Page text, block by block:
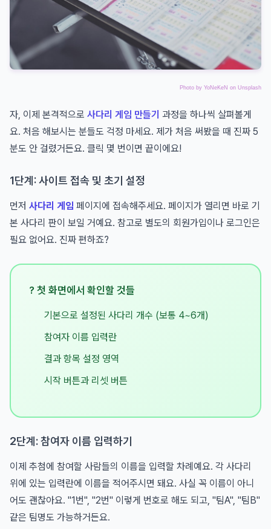
Photo by YoNeKeN on Unsplash
자, 이제 본격적으로 사다리 게임 만들기 과정을 하나씩 살펴볼게
요. 처음 해보시는 분들도 걱정 마세요. 제가 처음 써봤을 때 진짜 5
분도 안 걸렸거든요. 클릭 몇 번이면 끝이에요!
1단계: 사이트 접속 및 초기 설정
먼저 사다리 게임 페이지에 접속해주세요. 페이지가 열리면 바로 기
본 사다리 판이 보일 거예요. 참고로 별도의 회원가입이나 로그인은
필요 없어요. 진짜 편하죠?
? 첫 화면에서 확인할 것들
기본으로 설정된 사다리 개수 (보통 4~6개)
참여자 이름 입력란
결과 항목 설정 영역
시작 버튼과 리셋 버튼
2단계: 참여자 이름 입력하기
이제 추첨에 참여할 사람들의 이름을 입력할 차례예요. 각 사다리
위에 있는 입력란에 이름을 적어주시면 돼요. 사실 꼭 이름이 아니
어도 괜찮아요. "1번", "2번" 이렇게 번호로 해도 되고, "팀A", "팀B"
같은 팀명도 가능하거든요.